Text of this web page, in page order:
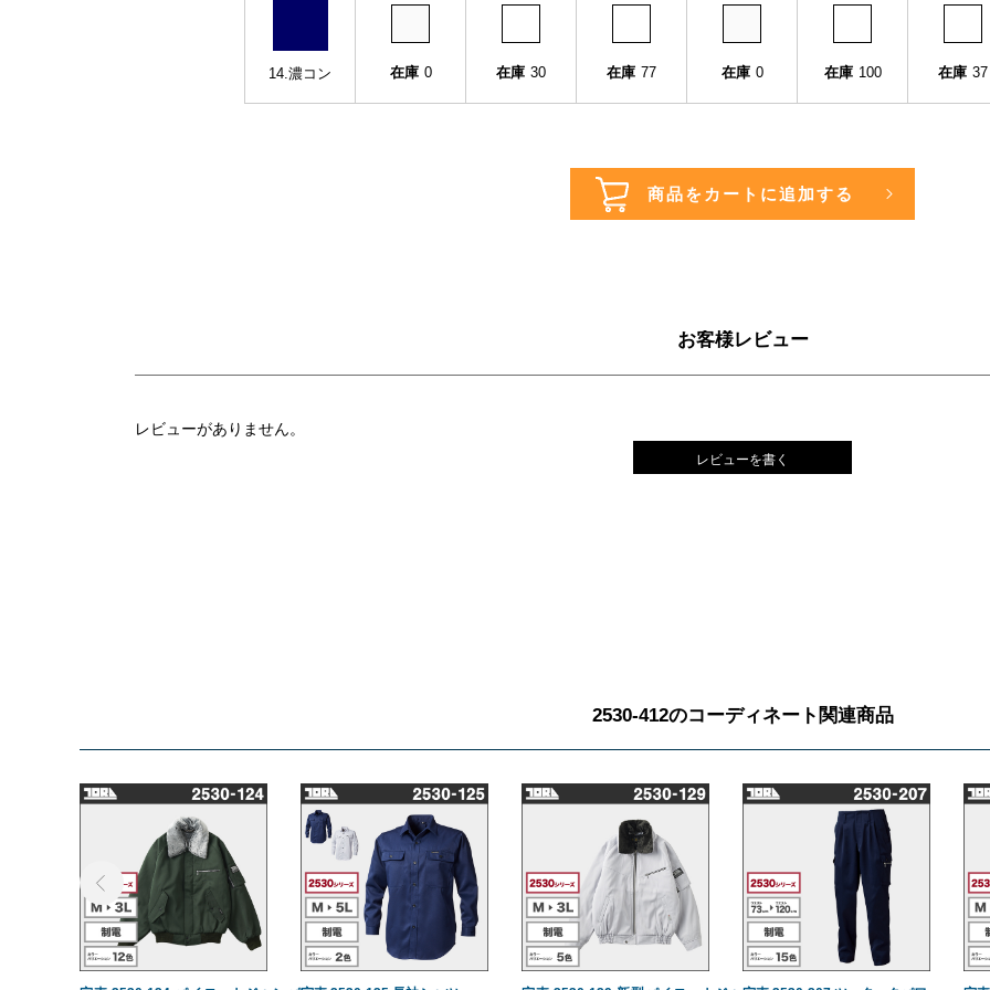
14.濃コン 在庫 0 在庫 30 在庫 77 在庫 0 在庫 100 在庫 37
お客様レビュー
レビューがありません。
レビューを書く
2530-412のコーディネート関連商品